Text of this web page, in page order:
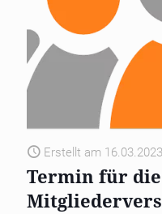
Erstellt am 16.03.2023
Termin für die